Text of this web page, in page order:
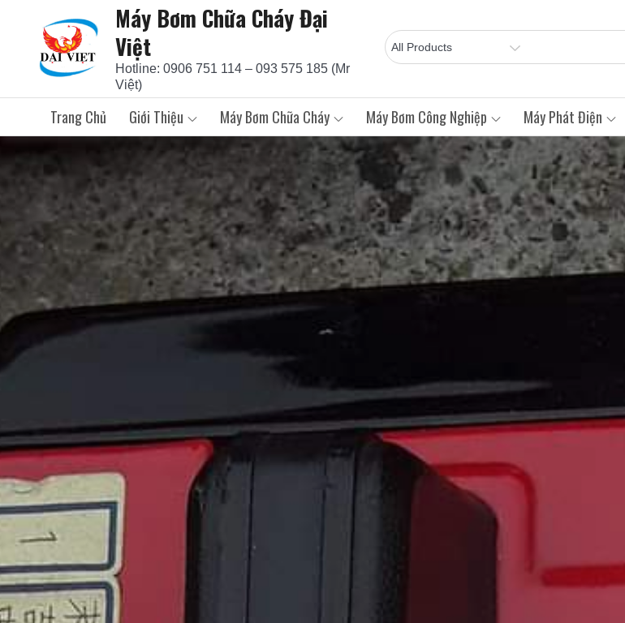
content
Máy Bơm Chữa Cháy Đại
Việt
Hotline: 0906 751 114 – 093 575 185 (Mr
Việt)
Trang Chủ Giới Thiệu Máy Bơm Chữa Cháy Máy Bơm Công Nghiệp Máy Phát Điện